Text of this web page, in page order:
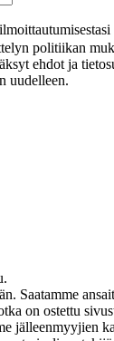
politiikan
ehdot ja
uudelleen.
Saatamme
on ostettu
jälleenmyyjien